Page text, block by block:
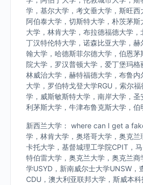
学，基尔大学，考文垂大学，斯旺西
阿伯泰大学，切斯特大学，朴茨茅
大学，林肯大学，布拉德福德大学
丁汉特伦特大学，诺森比亚大学，赫
翰大学，哈德斯菲尔德大学，伯恩
院大学，罗汉普顿大学，爱丁堡玛格
林威治大学，赫特福德大学，布鲁
大学，罗伯特戈登大学RGU，索尔
学，威斯敏斯特大学，南岸大学，
利茅斯大学，牛津布鲁克斯大学，伯
新西兰大学： where can I get a
学，林肯大学，奥塔哥大学，奥克
卡托大学，基督城理工学院CPIT，
特伯雷大学，奥克兰大学，奥克兰商
学USYD，新南威尔士大学UNSW，
CDU，澳大利亚联邦大学，斯威本